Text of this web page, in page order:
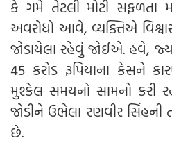
કે ગમે તેટલી મોટી
અવરોધો આવે, વ્યક્તિએ
જોડાયેલા રહેવું જોઈએ. હવે,
45 કરોડ રૂપિયાના કેસને
મુશ્કેલ સમયનો સામનો કરી
જોડીને ઉભેલા રણવીર સિંહની
છે.